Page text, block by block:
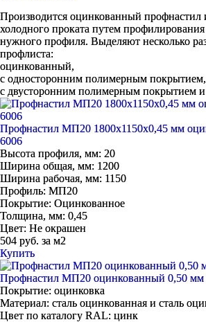
Производится оцинкованный профнастил
холодного проката путем
нужного профиля. Выделяют несколько
профлиста:
оцинкованный,
с односторонним полимерным покрытием,
с двусторонним полимерным покрытием и
Профнастил МП20 1800х1150х0,45 мм
6006
Высота профиля, мм: 20
Ширина общая, мм: 1200
Ширина рабочая, мм: 1150
Профиль: МП20
Покрытие: Оцинкованное
Толщина, мм: 0,45
Цвет: Не окрашен
504 руб. за м2
Купить
Профнастил МП20 оцинкованный 0,50 мм
Покрытие: оцинковка
Материал: сталь оцинкованная и сталь
Цвет по каталогу RAL: цинк